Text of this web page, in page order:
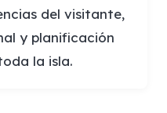
del visitante,
y planificación
la isla.